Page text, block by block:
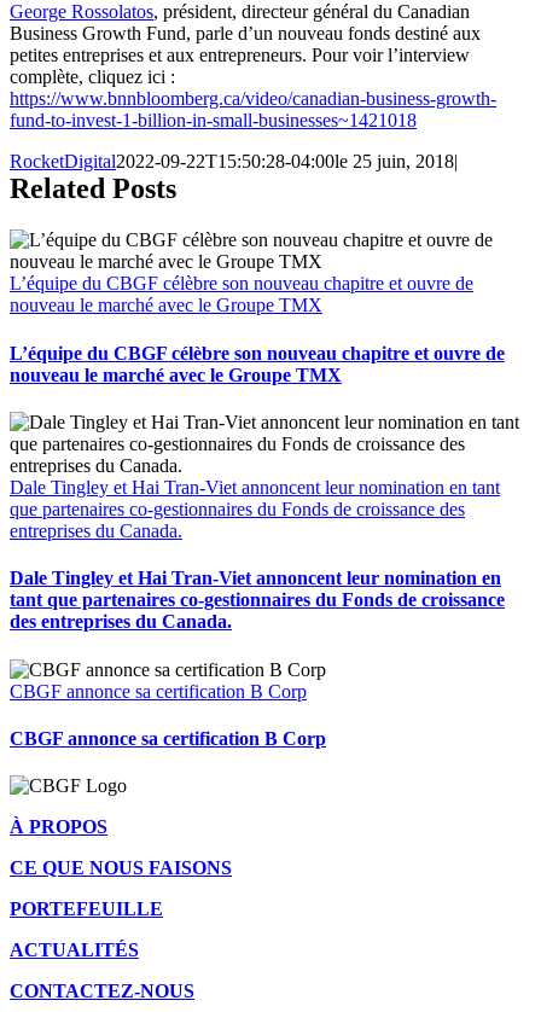
George Rossolatos, président, directeur général du Canadian
Business Growth Fund, parle d’un nouveau fonds destiné aux
petites entreprises et aux entrepreneurs. Pour voir l’interview
complète, cliquez ici :
https://www.bnnbloomberg.ca/video/canadian-business-growth-
fund-to-invest-1-billion-in-small-businesses~1421018
RocketDigital2022-09-22T15:50:28-04:00le 25 juin, 2018|
Related Posts
L’équipe du CBGF célèbre son nouveau chapitre et ouvre de
nouveau le marché avec le Groupe TMX
L’équipe du CBGF célèbre son nouveau chapitre et ouvre de
nouveau le marché avec le Groupe TMX
Dale Tingley et Hai Tran-Viet annoncent leur nomination en tant
que partenaires co-gestionnaires du Fonds de croissance des
entreprises du Canada.
Dale Tingley et Hai Tran-Viet annoncent leur nomination en
tant que partenaires co-gestionnaires du Fonds de croissance
des entreprises du Canada.
CBGF annonce sa certification B Corp
CBGF annonce sa certification B Corp
À PROPOS
CE QUE NOUS FAISONS
PORTEFEUILLE
ACTUALITÉS
CONTACTEZ-NOUS